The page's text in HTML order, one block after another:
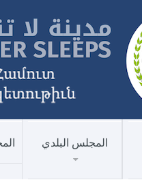
المجلس البلدي